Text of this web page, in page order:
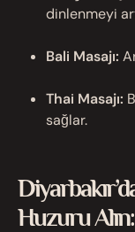
dinlenmeyi
Bali Masajı:
Thai Masajı:
sağlar.
Huzuru